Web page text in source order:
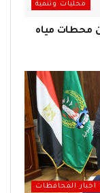
محليات وتنمية
محطات مياه
اخبار المحافظات